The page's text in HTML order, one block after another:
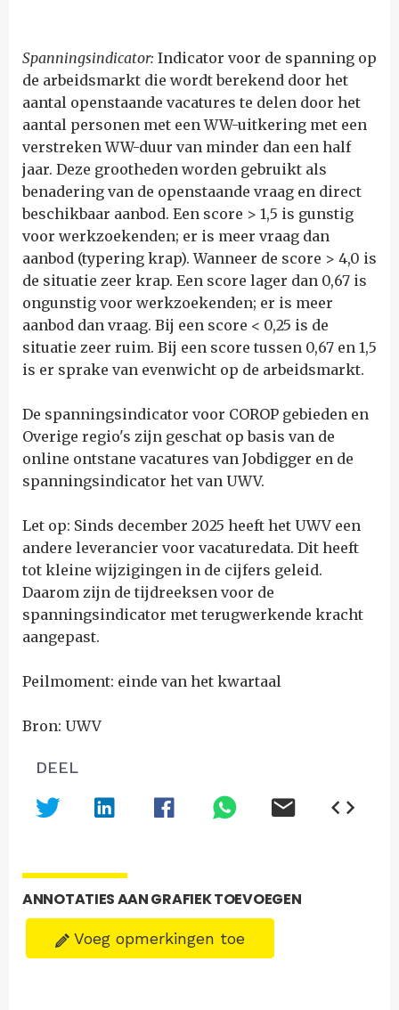
Spanningsindicator: Indicator voor de spanning op
de arbeidsmarkt die wordt berekend door het
aantal openstaande vacatures te delen door het
aantal personen met een WW-uitkering met een
verstreken WW-duur van minder dan een half
jaar. Deze grootheden worden gebruikt als
benadering van de openstaande vraag en direct
beschikbaar aanbod. Een score > 1,5 is gunstig
voor werkzoekenden; er is meer vraag dan
aanbod (typering krap). Wanneer de score > 4,0 is
de situatie zeer krap. Een score lager dan 0,67 is
ongunstig voor werkzoekenden; er is meer
aanbod dan vraag. Bij een score < 0,25 is de
situatie zeer ruim. Bij een score tussen 0,67 en 1,5
is er sprake van evenwicht op de arbeidsmarkt.
De spanningsindicator voor COROP gebieden en
Overige regio's zijn geschat op basis van de
online ontstane vacatures van Jobdigger en de
spanningsindicator het van UWV.
Let op: Sinds december 2025 heeft het UWV een
andere leverancier voor vacaturedata. Dit heeft
tot kleine wijzigingen in de cijfers geleid.
Daarom zijn de tijdreeksen voor de
spanningsindicator met terugwerkende kracht
aangepast.
Peilmoment: einde van het kwartaal
Bron: UWV
DEEL
ANNOTATIES AAN GRAFIEK TOEVOEGEN
Voeg opmerkingen toe